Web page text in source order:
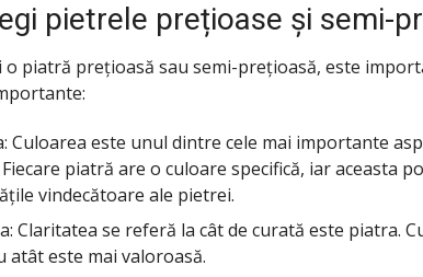
pietrele prețioase și semi-
o piatră prețioasă sau semi-prețioasă, este
Culoarea este unul dintre cele mai importante
piatră are o culoare specifică, iar aceasta
vindecătoare ale pietrei.
Claritatea se referă la cât de curată este piatra.
atât este mai valoroasă.